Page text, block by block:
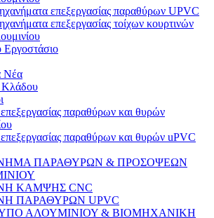
επεξεργασίας παραθύρων UPVC
επεξεργασίας τοίχων κουρτινών
Εργοστάσιο
Νέα
Κλάδου
παραθύρων και θυρών
παραθύρων και θυρών uPVC
ΠΑΡΑΘΥΡΩΝ & ΠΡΟΣΟΨΕΩΝ
ΚΑΜΨΗΣ CNC
ΠΑΡΑΘΥΡΩΝ UPVC
ΑΛΟΥΜΙΝΙΟΥ & ΒΙΟΜΗΧΑΝΙΚΗ